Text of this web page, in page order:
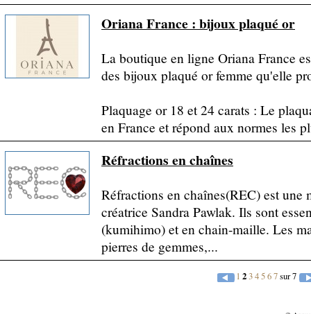
Oriana France : bijoux plaqué or
La boutique en ligne Oriana France
des bijoux plaqué or femme qu'elle
Plaquage or 18 et 24 carats : Le
en France et répond aux normes les
Réfractions en chaînes
Réfractions en chaînes(REC) est
créatrice Sandra Pawlak. Ils sont
(kumihimo) et en chain-maille. Les
pierres de gemmes,...
1 234567sur 7